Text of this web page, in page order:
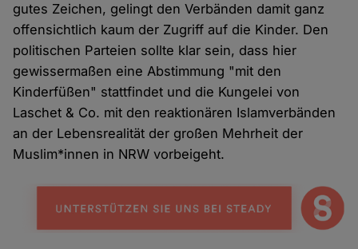
gutes Zeichen, gelingt den Verbänden damit ganz
offensichtlich kaum der Zugriff auf die Kinder. Den
politischen Parteien sollte klar sein, dass hier
gewissermaßen eine Abstimmung "mit den
Kinderfüßen" stattfindet und die Kungelei von
Laschet & Co. mit den reaktionären Islamverbänden
an der Lebensrealität der großen Mehrheit der
Muslim*innen in NRW vorbeigeht.